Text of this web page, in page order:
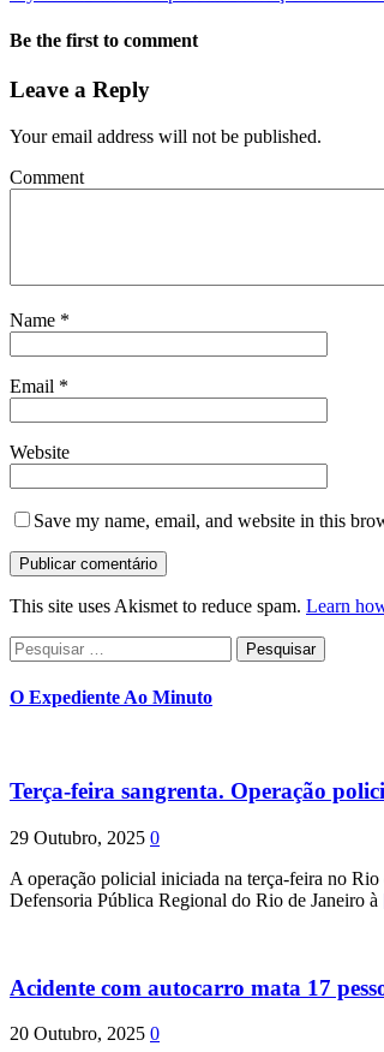
Be the first to comment
Leave a Reply
Your email address will not be published.
Comment
Name *
Email *
Website
Save my name, email, and website in this
This site uses Akismet to reduce spam. Learn
Pesquisar
por:
O Expediente Ao Minuto
Terça-feira sangrenta. Operação
29 Outubro, 2025 0
A operação policial iniciada na terça-feira no
Defensoria Pública Regional do Rio de Janeiro à
Acidente com autocarro mata 17
20 Outubro, 2025 0